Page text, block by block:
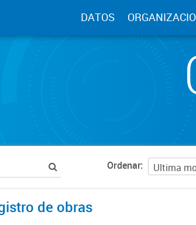
DATOS
Ordenar
de obras